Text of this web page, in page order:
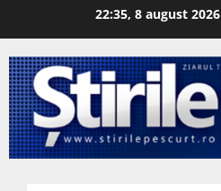
22:35, 8 august 2026